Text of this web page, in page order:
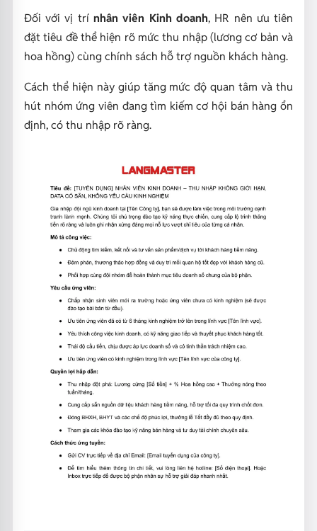
Đối với vị trínhân viên Kinh doanh, HR nên ưu tiên
đặt tiêu đề thể hiện rõ mức thu nhập (lương cơ bản và
hoa hồng) cùng chính sách hỗ trợ nguồn khách hàng.
Cách thể hiện này giúp tăng mức độ quan tâm và thu
hút nhóm ứng viên đang tìm kiếm cơ hội bán hàng ổn
định, có thu nhập rõ ràng.